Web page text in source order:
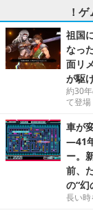
！
祖国
なっ
面リ
が駆
約30
て登場
車が
―41
ー。
前、
の“幻
長い時